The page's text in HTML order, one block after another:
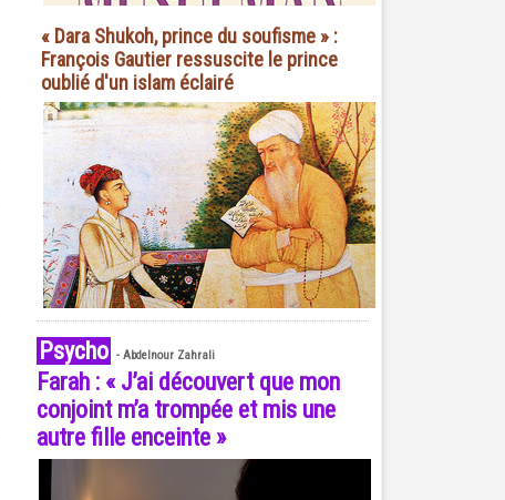
« Dara Shukoh, prince du soufisme » :
François Gautier ressuscite le prince
oublié d'un islam éclairé
Psycho - Abdelnour Zahrali
Farah : « J’ai découvert que mon
conjoint m’a trompée et mis une
autre fille enceinte »